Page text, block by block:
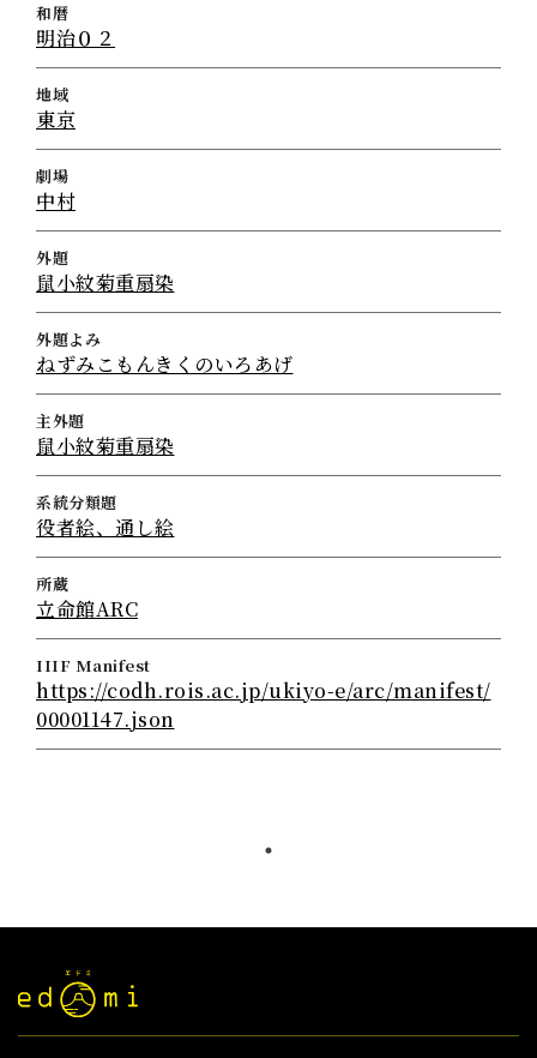
和暦
明治０２
地域
東京
劇場
中村
外題
鼠小紋菊重扇染
外題よみ
ねずみこもんきくのいろあげ
主外題
鼠小紋菊重扇染
系統分類題
役者絵、通し絵
所蔵
立命館ARC
IIIF Manifest
https://codh.rois.ac.jp/ukiyo-e/arc/manifest/
00001147.json